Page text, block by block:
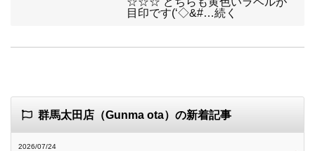
目印です(‘◇&#…続く
群馬太田店（Gunma ota）の新着記事
2026/07/24